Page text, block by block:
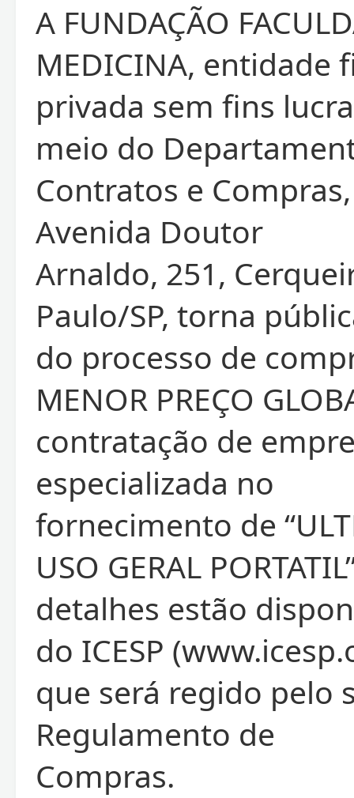
A FUNDAÇÃO
MEDICINA, entidade
privada sem fins
meio do
Contratos e
Avenida Doutor
Arnaldo, 251,
Paulo/SP, torna
do processo de
MENOR PREÇO
contratação de
especializada no
fornecimento de
USO GERAL
detalhes estão
do ICESP
que será regido pelo
Regulamento de
Compras.